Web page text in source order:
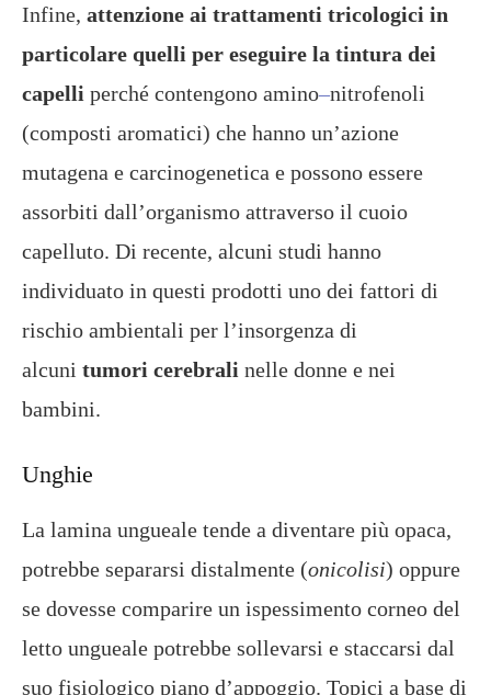
Infine, attenzione ai trattamenti tricologici in
particolare quelli per eseguire la tintura dei
capelli perché contengono amino–nitrofenoli
(composti aromatici) che hanno un’azione
mutagena e carcinogenetica e possono essere
assorbiti dall’organismo attraverso il cuoio
capelluto. Di recente, alcuni studi hanno
individuato in questi prodotti uno dei fattori di
rischio ambientali per l’insorgenza di
alcuni tumori cerebrali nelle donne e nei
bambini.
Unghie
La lamina ungueale tende a diventare più opaca,
potrebbe separarsi distalmente (onicolisi) oppure
se dovesse comparire un ispessimento corneo del
letto ungueale potrebbe sollevarsi e staccarsi dal
suo fisiologico piano d’appoggio. Topici a base di